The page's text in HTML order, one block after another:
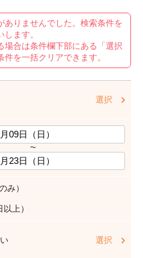
ありませんでした。検索条件を
ます。
場合は条件欄下部にある「選択
を一括クリアできます。
選択
〜
み）
上）
選択